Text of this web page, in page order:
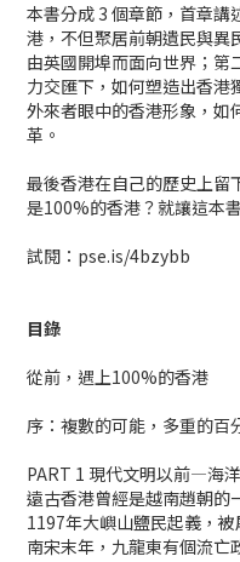
本書分成 3 個章節，首章講
港，不但聚居前朝遺民與異
由英國開埠而面向世界；第
力交匯下，如何塑造出香港
外來者眼中的香港形象，如
革。
最後香港在自己的歷史上留
是100%的香港？就讓這本
試閱：pse.is/4bzybb
目錄
從前，遇上100%的香港
序：複數的可能，多重的百
PART 1 現代文明以前—海
遠古香港曾經是越南趙朝的
1197年大嶼山鹽民起義，
南宋末年，九龍東有個流亡